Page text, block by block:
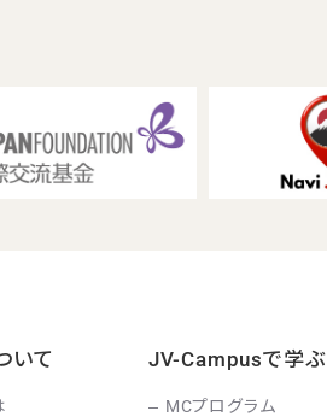
いて JV-Campusで学ぶ
MCプログラム